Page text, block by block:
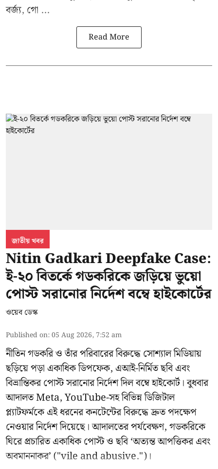
বর্জ্য, গো ...
Read More
জাতীয় খবর
Nitin Gadkari Deepfake Case:
ই-২০ বিতর্কে গডকরিকে জড়িয়ে ভুয়ো
পোস্ট সরানোর নির্দেশ বম্বে হাইকোর্টের
ওয়েব ডেস্ক
Published on:05 Aug 2026, 7:52 am
নীতিন গডকরি ও তাঁর পরিবারের বিরুদ্ধে সোশ্যাল মিডিয়ায়
ছড়িয়ে পড়া একাধিক ডিপফেক, এআই-নির্মিত ছবি এবং
বিভ্রান্তিকর পোস্ট সরানোর নির্দেশ দিল বম্বে হাইকোর্ট। বুধবার
আদালত Meta, YouTube-সহ বিভিন্ন ডিজিটাল
প্ল্যাটফর্মকে এই ধরনের কনটেন্টের বিরুদ্ধে দ্রুত পদক্ষেপ
নেওয়ার নির্দেশ দিয়েছে। আদালতের পর্যবেক্ষণ, গডকরিকে
ঘিরে প্রচারিত একাধিক পোস্ট ও ছবি ‘অত্যন্ত আপত্তিকর এবং
অবমাননাকর’ ("vile and abusive.")।